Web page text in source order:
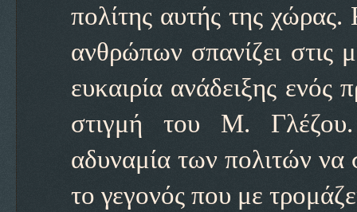
πολίτης αυτής της
ανθρώπων σπανίζει στις
ευκαιρία ανάδειξης ενός
στιγμή του Μ.
αδυναμία των πολιτών να
το γεγονός που με